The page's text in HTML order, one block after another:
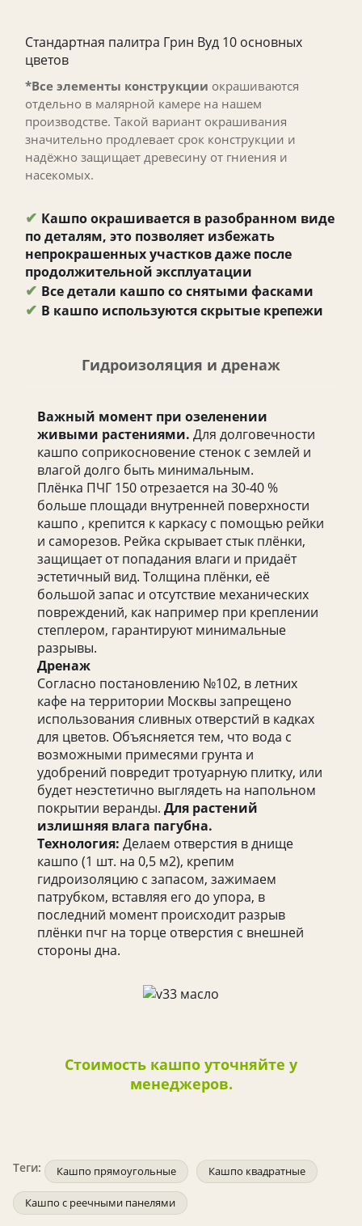
Стандартная палитра Грин Вуд 10 основных
цветов
*Все элементы конструкции окрашиваются
отдельно в малярной камере на нашем
производстве. Такой вариант окрашивания
значительно продлевает срок конструкции и
надёжно защищает древесину от гниения и
насекомых.
✔ Кашпо окрашивается в разобранном виде
по деталям, это позволяет избежать
непрокрашенных участков даже после
продолжительной эксплуатации
✔ Все детали кашпо со снятыми фасками
✔ В кашпо используются скрытые крепежи
Гидроизоляция и дренаж
Важный момент при озеленении
живыми растениями. Для долговечности
кашпо соприкосновение стенок с землей и
влагой долго быть минимальным.
Плёнка ПЧГ 150 отрезается на 30-40 %
больше площади внутренней поверхности
кашпо , крепится к каркасу с помощью рейки
и саморезов. Рейка скрывает стык плёнки,
защищает от попадания влаги и придаёт
эстетичный вид. Толщина плёнки, её
большой запас и отсутствие механических
повреждений, как например при креплении
степлером, гарантируют минимальные
разрывы.
Дренаж
Согласно постановлению №102, в летних
кафе на территории Москвы запрещено
использования сливных отверстий в кадках
для цветов. Объясняется тем, что вода с
возможными примесями грунта и
удобрений повредит тротуарную плитку, или
будет неэстетично выглядеть на напольном
покрытии веранды. Для растений
излишняя влага пагубна.
Технология: Делаем отверстия в днище
кашпо (1 шт. на 0,5 м2), крепим
гидроизоляцию с запасом, зажимаем
патрубком, вставляя его до упора, в
последний момент происходит разрыв
плёнки пчг на торце отверстия с внешней
стороны дна.
Стоимость кашпо уточняйте у
менеджеров.
Теги: Кашпо прямоугольные Кашпо квадратные
Кашпо с реечными панелями